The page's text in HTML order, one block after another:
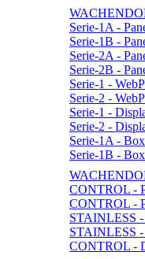
Serie-1A -
Serie-1B -
Serie-2A -
Serie-2B -
Serie-1 -
Serie-2 -
Serie-1 -
Serie-2 -
Serie-1A -
Serie-1B -
CONTROL -
CONTROL -
STAINLESS -
STAINLESS -
CONTROL -